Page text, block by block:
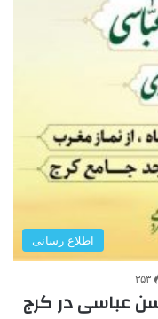
اطلاع رسانی
۳۵۳